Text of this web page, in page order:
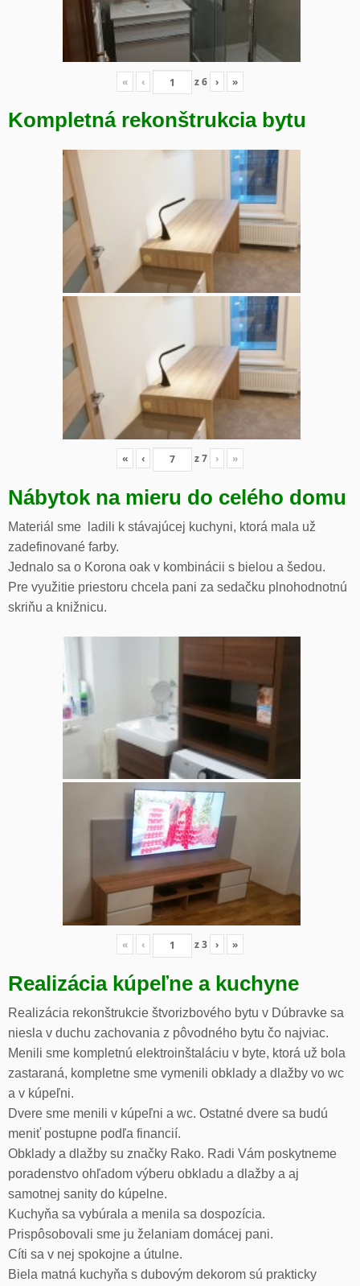
« ‹ z6 › »
Kompletná rekonštrukcia bytu
« ‹ z7 › »
Nábytok na mieru do celého domu
Materiál sme ladili k stávajúcej kuchyni, ktorá mala už
zadefinované farby.
Jednalo sa o Korona oak v kombinácii s bielou a šedou.
Pre využitie priestoru chcela pani za sedačku plnohodnotnú
skriňu a knižnicu.
« ‹ z3 › »
Realizácia kúpeľne a kuchyne
Realizácia rekonštrukcie štvorizbového bytu v Dúbravke sa
niesla v duchu zachovania z pôvodného bytu čo najviac.
Menili sme kompletnú elektroinštaláciu v byte, ktorá už bola
zastaraná, kompletne sme vymenili obklady a dlažby vo wc
a v kúpeľni.
Dvere sme menili v kúpeľni a wc. Ostatné dvere sa budú
meniť postupne podľa financií.
Obklady a dlažby su značky Rako. Radi Vám poskytneme
poradenstvo ohľadom výberu obkladu a dlažby a aj
samotnej sanity do kúpelne.
Kuchyňa sa vybúrala a menila sa dospozícia.
Prispôsobovali sme ju želaniam domácej pani.
Cíti sa v nej spokojne a útulne.
Biela matná kuchyňa s dubovým dekorom sú prakticky